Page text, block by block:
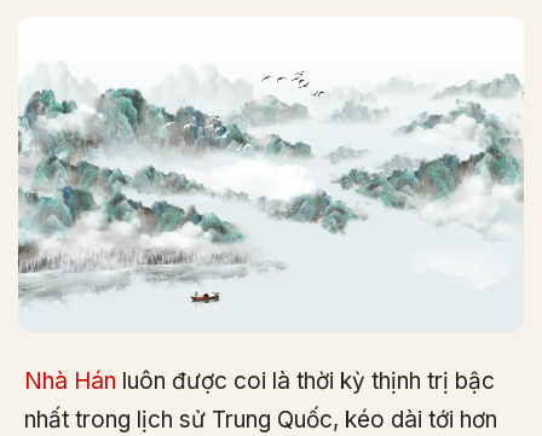
Nhà Hán luôn được coi là thời kỳ thịnh trị bậc
nhất trong lịch sử Trung Quốc, kéo dài tới hơn